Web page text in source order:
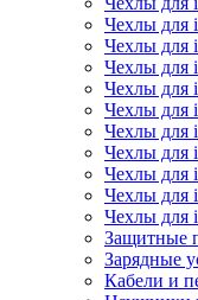
Чехлы для
Чехлы для
Чехлы для
Чехлы для
Чехлы для
Чехлы для
Чехлы для
Чехлы для
Чехлы для
Чехлы для
Защитные
Зарядные
Кабели и